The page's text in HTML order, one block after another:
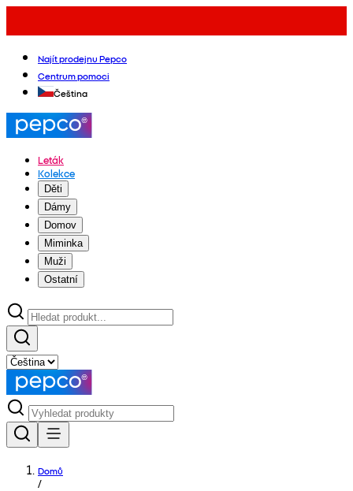
Najít prodejnu Pepco
Centrum pomoci
Čeština
Leták
Kolekce
Děti
Dámy
Domov
Miminka
Muži
Ostatní
Domů
/